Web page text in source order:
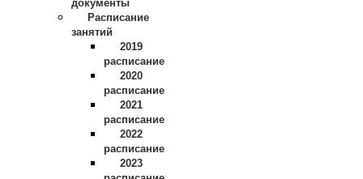
документы
Расписание
занятий
2019
расписание
2020
расписание
2021
расписание
2022
расписание
2023